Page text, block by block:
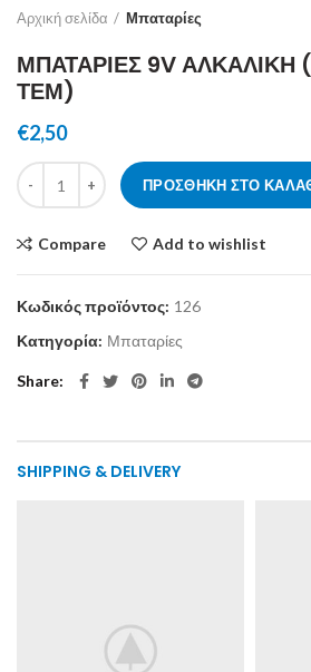
Αρχική σελίδα Μπαταρίες
ΜΠΑΤΑΡΙΕΣ 9V ΑΛΚΑΛΙΚΗ
ΤΕΜ)
€2,50
ΜΠΑΤΑΡΙΕΣ 9V ΑΛΚΑΛΙΚΗ (6AM66LR61)
ΠΡΟΣΘΉΚΗ ΣΤΟ
Compare Add to wishlist
Κωδικός προϊόντος: 126
Κατηγορία: Μπαταρίες
Share
SHIPPING & DELIVERY